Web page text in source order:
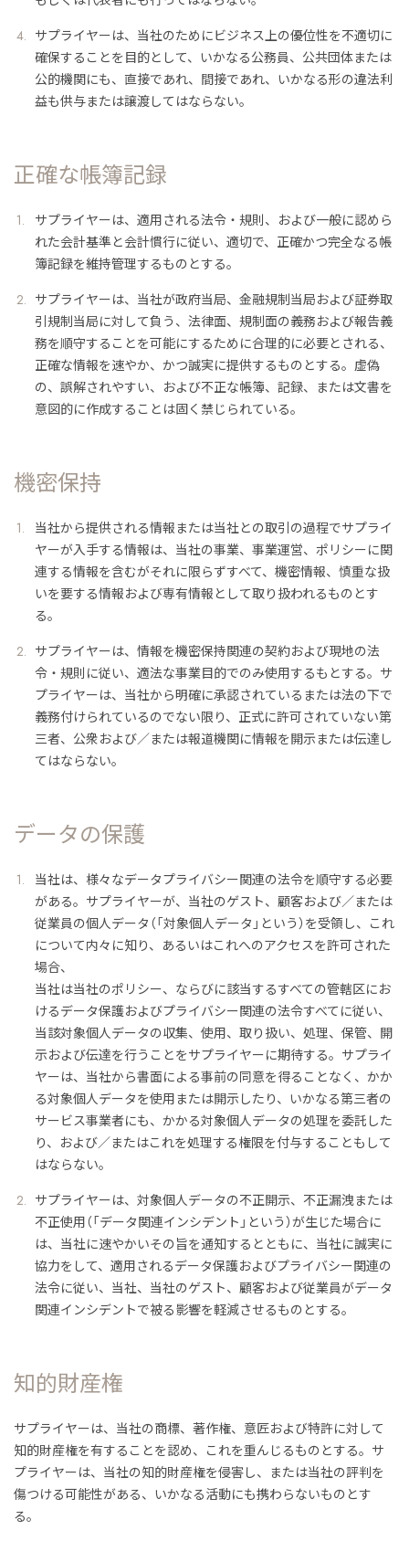
サプライヤーは、当社のためにビジネス上の優位性を不適切に
確保することを目的として、いかなる公務員、公共団体または
公的機関にも、直接であれ、間接であれ、いかなる形の違法利
益も供与または譲渡してはならない。
正確な帳簿記録
サプライヤーは、適用される法令・規則、および一般に認めら
れた会計基準と会計慣行に従い、適切で、正確かつ完全なる帳
簿記録を維持管理するものとする。
サプライヤーは、当社が政府当局、金融規制当局および証券取
引規制当局に対して負う、法律面、規制面の義務および報告義
務を順守することを可能にするために合理的に必要とされる、
正確な情報を速やか、かつ誠実に提供するものとする。虚偽
の、誤解されやすい、および不正な帳簿、記録、または文書を
意図的に作成することは固く禁じられている。
機密保持
当社から提供される情報または当社との取引の過程でサプライ
ヤーが入手する情報は、当社の事業、事業運営、ポリシーに関
連する情報を含むがそれに限らずすべて、機密情報、慎重な扱
いを要する情報および専有情報として取り扱われるものとす
る。
サプライヤーは、情報を機密保持関連の契約および現地の法
令・規則に従い、適法な事業目的でのみ使用するもとする。サ
プライヤーは、当社から明確に承認されているまたは法の下で
義務付けられているのでない限り、正式に許可されていない第
三者、公衆および／または報道機関に情報を開示または伝達し
てはならない。
データの保護
当社は、様々なデータプライバシー関連の法令を順守する必要
がある。サプライヤーが、当社のゲスト、顧客および／または
従業員の個人データ（「対象個人データ」という）を受領し、これ
について内々に知り、あるいはこれへのアクセスを許可された
場合、
当社は当社のポリシー、ならびに該当するすべての管轄区にお
けるデータ保護およびプライバシー関連の法令すべてに従い、
当該対象個人データの収集、使用、取り扱い、処理、保管、開
示および伝達を行うことをサプライヤーに期待する。サプライ
ヤーは、当社から書面による事前の同意を得ることなく、かか
る対象個人データを使用または開示したり、いかなる第三者の
サービス事業者にも、かかる対象個人データの処理を委託した
り、および／またはこれを処理する権限を付与することもして
はならない。
サプライヤーは、対象個人データの不正開示、不正漏洩または
不正使用（「データ関連インシデント」という）が生じた場合に
は、当社に速やかいその旨を通知するとともに、当社に誠実に
協力をして、適用されるデータ保護およびプライバシー関連の
法令に従い、当社、当社のゲスト、顧客および従業員がデータ
関連インシデントで被る影響を軽減させるものとする。
知的財産権
サプライヤーは、当社の商標、著作権、意匠および特許に対して
知的財産権を有することを認め、これを重んじるものとする。サ
プライヤーは、当社の知的財産権を侵害し、または当社の評判を
傷つける可能性がある、いかなる活動にも携わらないものとす
る。